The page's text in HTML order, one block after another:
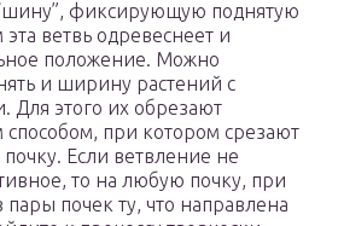
фиксирующую поднятую
ветвь одревеснеет и
положение. Можно
и ширину растений с
Для этого их обрезают
при котором срезают
Если ветвление не
то на любую почку, при
почек ту, что направлена